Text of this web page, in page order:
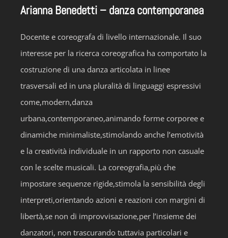
Arianna Benedetti – danza contemporanea
Docente e coreografa di livello internazionale. Il suo
interesse per la ricerca coreografica ha comportato la
costruzione di una danza articolata in linee
trasversali ed in una pluralità di linguaggi espressivi
come,modern,danza
urbana,contemporaneo,animando forme corporee e
dinamiche minimaliste,stimolando anche l’emotività
e la creatività individuale in un rapporto non casuale
con le scelte musicali. La coreografia,più che
impostare sequenze rigide,stimola la sensibilità degli
interpreti,orientando azioni e reazioni con margini di
libertà,se non di improvvisazione,per l’insieme dei
danzatori, non trascurando tuttavia particolari e